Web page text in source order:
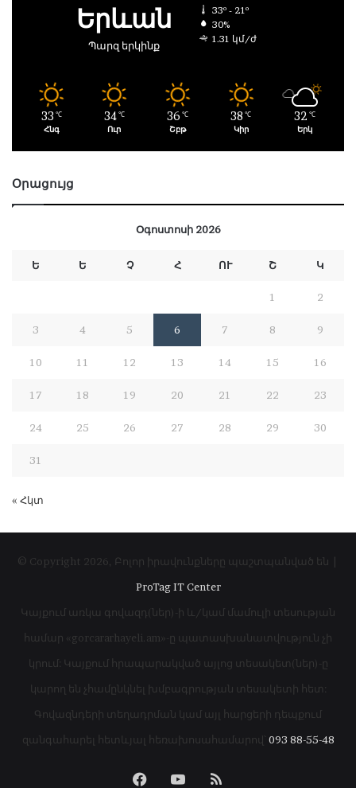
Երևան
Պարզ երկինք
33º - 21º
30%
1.31 կմ/ժ
33 ℃
Հնգ
34 ℃
Ուր
36 ℃
Շբթ
38 ℃
Կիր
32 ℃
Երկ
Օրացույց
Օգոստոսի 2026
Ե Ե Չ Հ ՈՒ Շ Կ
1 2
3 4 5 6 7 8 9
10 11 12 13 14 15 16
17 18 19 20 21 22 23
24 25 26 27 28 29 30
31
« Հկտ
© Copyright 2026, Բոլոր իրավունքները պաշտպանված են |
ProTag IT Center
Կայքում առկա գովազդ(ներ)-ի և/կամ մամուլի տեսության
համար «gorcararhayeli.am»-ը պատասխանատվություն չի
կրում: Կայքում հրապարակված այլոց տեսակետ(ներ)-ը
կարող են չհամընկնել խմբագրության տեսակետի հետ:
Գովազնդերի տեղադրման կամ այլ հարցերի դեպքում
զանգահարել հետևյալ հեռախոսահամարով՝ 093 88-55-48
FacebookYouTube